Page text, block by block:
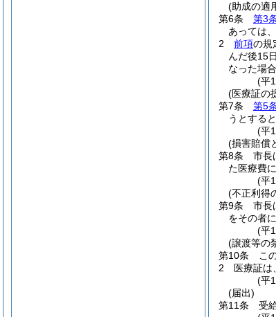
(助成の適
第6条
第3
あっては
2
前項の規
んだ後15
なった場
(平
(医療証の
第7条
第5
うとする
(平
(損害賠償
第8条
市長
た医療費
(平
(不正利得
第9条
市長
をその者
(平
(譲渡等の
第10条
こ
2
医療証は
(平
(届出)
第11条
受